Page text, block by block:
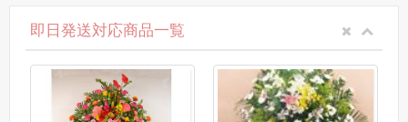
即日発送対応商品一覧